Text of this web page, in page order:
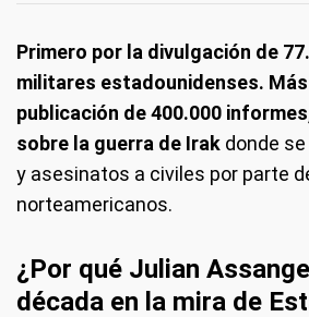
Primero por la divulgación de
militares estadounidenses.
publicación de 400.000
sobre la guerra de Irak donde
y asesinatos a civiles por parte
norteamericanos.
¿Por qué Julian
década en la mira de